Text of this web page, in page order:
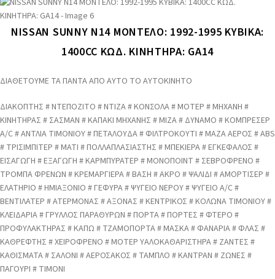
NISSAN SUNNY N14 ΜΟΝΤΕΛΟ: 1992-1995 ΚΥΒΙΚΑ:
1400CC ΚΩΔ. ΚΙΝΗΤΗΡΑ: GA14
ΔΙΑΘΕΤΟΥΜΕ ΤΑ ΠΑΝΤΑ ΑΠΟ ΑΥΤΟ ΤΟ ΑΥΤΟΚΙΝΗΤΟ
ΔΙΑΚΟΠΤΗΣ # ΝΤΕΠΟΖΙΤΟ # ΝΤΙΖΑ # ΚΟΝΣΟΛΑ # ΜΟΤΕΡ # ΜΗΧΑΝΗ #
ΚΙΝΗΤΗΡΑΣ # ΣΑΣΜΑΝ # ΚΑΠΑΚΙ ΜΗΧΑΝΗΣ # ΜΙΖΑ # ΔΥΝΑΜΟ # ΚΟΜΠΡΕΣΕΡ
A/C # ΑΝΤΛΙΑ ΤΙΜΟΝΙΟΥ # ΠΕΤΑΛΟΥΔΑ # ΦΙΛΤΡΟΚΟΥΤΙ # ΜΑΖΑ ΑΕΡΟΣ # ABS
# ΤΡΙΣΙΜΠΙΤΕΡ # ΜΑΤΙ # ΠΟΛΛΑΠΛΑΣΙΑΣΤΗΣ # ΜΠΕΚΙΕΡΑ # ΕΓΚΕΦΑΛΟΣ #
ΕΙΣΑΓΩΓΗ # ΕΞΑΓΩΓΗ # ΚΑΡΜΠΥΡΑΤΕΡ # ΜΟΝΟΠΟΙΝΤ # ΣΕΒΡΟΦΡΕΝΟ #
ΤΡΟΜΠΑ ΦΡΕΝΩΝ # ΚΡΕΜΑΡΓΙΕΡΑ # ΒΑΣΗ # ΑΚΡΟ # ΨΑΛΙΔΙ # ΑΜΟΡΤΙΣΕΡ #
ΕΛΑΤΗΡΙΟ # ΗΜΙΑΞΟΝΙΟ # ΓΕΦΥΡΑ # ΨΥΓΕΙΟ ΝΕΡΟΥ # ΨΥΓΕΙΟ A/C #
ΒΕΝΤΙΛΑΤΕΡ # ΑΤΕΡΜΟΝΑΣ # ΑΞΟΝΑΣ # ΚΕΝΤΡΙΚΟΣ # ΚΟΛΩΝΑ ΤΙΜΟΝΙΟΥ #
ΚΛΕΙΔΑΡΙΑ # ΓΡΥΛΛΟΣ ΠΑΡΑΘΥΡΩΝ # ΠΟΡΤΑ # ΠΟΡΤΕΣ # ΦΤΕΡΟ #
ΠΡΟΦΥΛΑΚΤΗΡΑΣ # ΚΑΠΩ # ΤΖΑΜΟΠΟΡΤΑ # ΜΑΣΚΑ # ΦΑΝΑΡΙΑ # ΦΛΑΣ #
ΚΑΘΡΕΦΤΗΣ # ΧΕΙΡΟΦΡΕΝΟ # ΜΟΤΕΡ ΥΑΛΟΚΑΘΑΡΙΣΤΗΡΑ # ΖΑΝΤΕΣ #
ΚΑΘΙΣΜΑΤΑ # ΣΑΛΟΝΙ # ΑΕΡΟΣΑΚΟΣ # ΤΑΜΠΛΟ # ΚΑΝΤΡΑΝ # ΖΩΝΕΣ #
ΠΑΓΟΥΡΙ # ΤΙΜΟΝΙ